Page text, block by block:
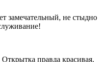
замечательный, не стыдно
Открытка правда красивая,